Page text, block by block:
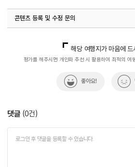
콘텐츠 등록 및 수정 문의
해당 여행지가 마음에 드
평가를 해주시면 개인화 추천 시 활용하여 최적의 여
좋아요!
댓글 (0건)